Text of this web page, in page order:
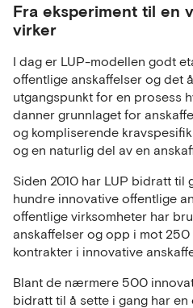
Fra eksperiment til en
virker
I dag er LUP-modellen godt
offentlige anskaffelser og det
utgangspunkt for en prosess
danner grunnlaget for
og kompliserende
og en naturlig del av en
Siden 2010 har LUP bidratt til
hundre innovative offentlige
offentlige virksomheter har
anskaffelser og opp i mot
kontrakter i innovative
Blant de nærmere 500
bidratt til å sette i gang har